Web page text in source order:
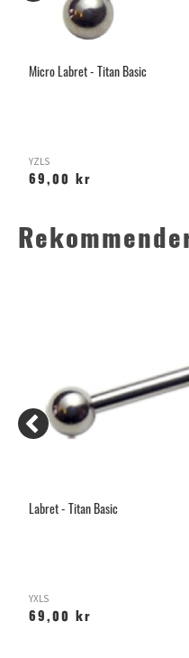
Micro Labret - Titan Basic
YZLS
69,00 kr
Labret - Titan Basic
YXLS
69,00 kr